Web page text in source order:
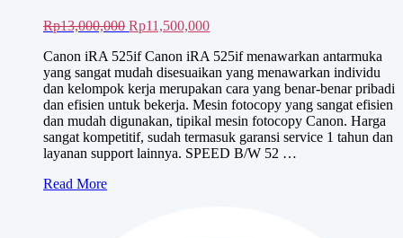
Rp13,000,000 Harga
adalah:
Rp13,000,000.
Rp11,500,000Harga
ini
adalah:
Rp11,500,000.
Canon iRA 525if Canon iRA 525if menawarkan antarmuka
yang sangat mudah disesuaikan yang menawarkan individu
dan kelompok kerja merupakan cara yang benar-benar pribadi
dan efisien untuk bekerja. Mesin fotocopy yang sangat efisien
dan mudah digunakan, tipikal mesin fotocopy Canon. Harga
sangat kompetitif, sudah termasuk garansi service 1 tahun dan
layanan support lainnya. SPEED B/W 52 …
Canon
Read More